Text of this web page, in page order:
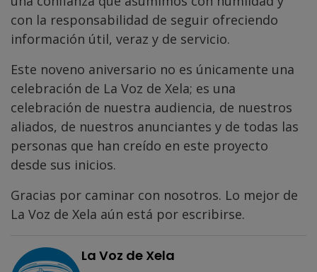
con la responsabilidad de seguir ofreciendo
información útil, veraz y de servicio.
Este noveno aniversario no es únicamente una
celebración de La Voz de Xela; es una
celebración de nuestra audiencia, de nuestros
aliados, de nuestros anunciantes y de todas las
personas que han creído en este proyecto
desde sus inicios.
Gracias por caminar con nosotros. Lo mejor de
La Voz de Xela aún está por escribirse.
La Voz de Xela